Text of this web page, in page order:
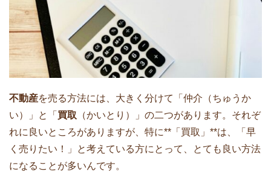
不動産を売る方法には、大きく分けて「仲介（ちゅうか
い）」と「 買取 （かいとり）」の二つがあります。それぞ
れに良いところがありますが、特に**「買取」**は、「早
く売りたい！」と考えている方にとって、とても良い方法
になることが多いんです。